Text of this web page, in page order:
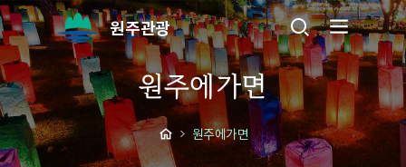
원주관광
원주에가면
원주에가면